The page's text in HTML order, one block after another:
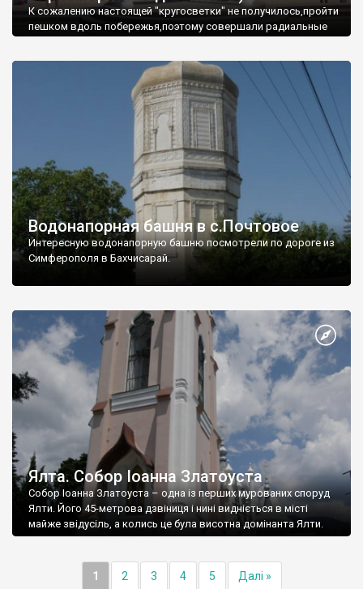
К сожалению настоящей "кругосветки" не получилось,пройти
пешком вдоль побережья,поэтому совершали радиальные
Водонапорная башня в с.Почтовое
Интересную водонапорную башню посмотрели по дороге из
Симферополя в Бахчисарай.
Ялта. Собор Іоанна Златоуста
Собор Іоанна Златоуста – одна із перших мурованих споруд
Ялти. Його 45-метрова дзвіниця і нині видніється в місті
майже звідусіль, а колись це була висотна домінанта Ялти.
1 2 3 4 5 Далі »